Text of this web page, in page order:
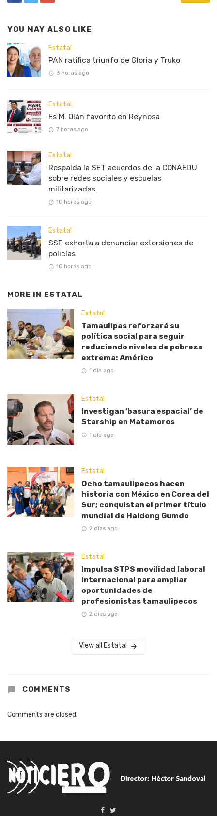
YOU MAY ALSO LIKE
Estatal
PAN ratifica triunfo de Gloria y Truko
3 horas ago
Estatal
Es M. Olán favorito en Reynosa
7 horas ago
Estatal
Respalda la SET acuerdos de la CONAEDU
sobre redes sociales y escuelas
militarizadas
10 horas ago
Estatal
SSP exhorta a denunciar extorsiones de
policías
10 horas ago
MORE IN ESTATAL
Estatal
Tamaulipas reforzará su
política social para seguir
reduciendo niveles de pobreza
extrema: Américo
1 día ago
Estatal
Investigan ‘basura espacial’ de
Starship en Matamoros
1 día ago
Estatal
Ocho tamaulipecos hacen
historia con México en Corea del
Sur; conquistan el primer título
mundial de Haidong Gumdo
2 días ago
Estatal
Impulsa STPS movilidad laboral
internacional para ampliar
oportunidades de
profesionistas tamaulipecos
2 días ago
View all Estatal
COMMENTS
Comments are closed.